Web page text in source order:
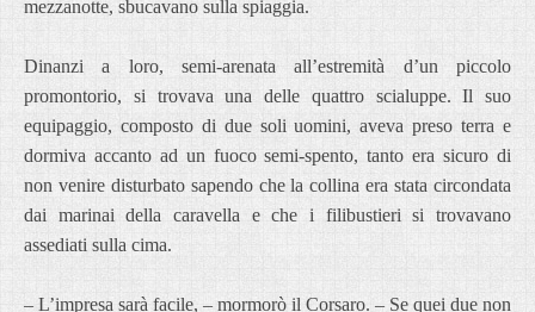
mezzanotte, sbucavano sulla spiaggia.
Dinanzi a loro, semi-arenata all’estremità d’un piccolo
promontorio, si trovava una delle quattro scialuppe. Il suo
equipaggio, composto di due soli uomini, aveva preso terra e
dormiva accanto ad un fuoco semi-spento, tanto era sicuro di
non venire disturbato sapendo che la collina era stata circondata
dai marinai della caravella e che i filibustieri si trovavano
assediati sulla cima.
– L’impresa sarà facile, – mormorò il Corsaro. – Se quei due non